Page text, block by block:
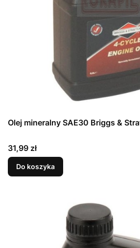
Olej mineralny SAE30 Briggs &
Cena
31,99 zł
Do koszyka